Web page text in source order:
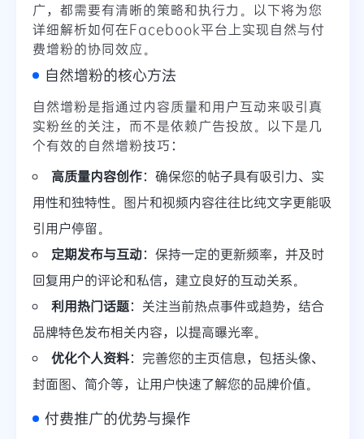
广，都需要有清晰的策略和执行力。以下将为您
详细解析如何在Facebook平台上实现自然与付
费增粉的协同效应。
自然增粉的核心方法
自然增粉是指通过内容质量和用户互动来吸引真
实粉丝的关注，而不是依赖广告投放。以下是几
个有效的自然增粉技巧：
高质量内容创作：确保您的帖子具有吸引力、实
用性和独特性。图片和视频内容往往比纯文字更能吸
引用户停留。
定期发布与互动：保持一定的更新频率，并及时
回复用户的评论和私信，建立良好的互动关系。
利用热门话题：关注当前热点事件或趋势，结合
品牌特色发布相关内容，以提高曝光率。
优化个人资料：完善您的主页信息，包括头像、
封面图、简介等，让用户快速了解您的品牌价值。
付费推广的优势与操作